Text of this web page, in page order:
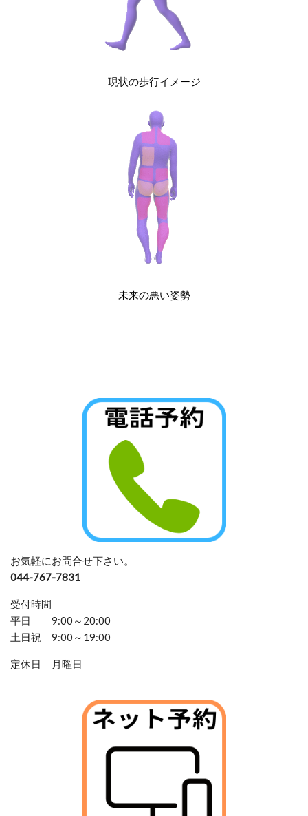
現状の歩行イメージ
未来の悪い姿勢
お気軽にお問合せ下さい。
044-767-7831
受付時間
平日 9:00～20:00
土 日祝 9:00～19:00
定休日 月曜日